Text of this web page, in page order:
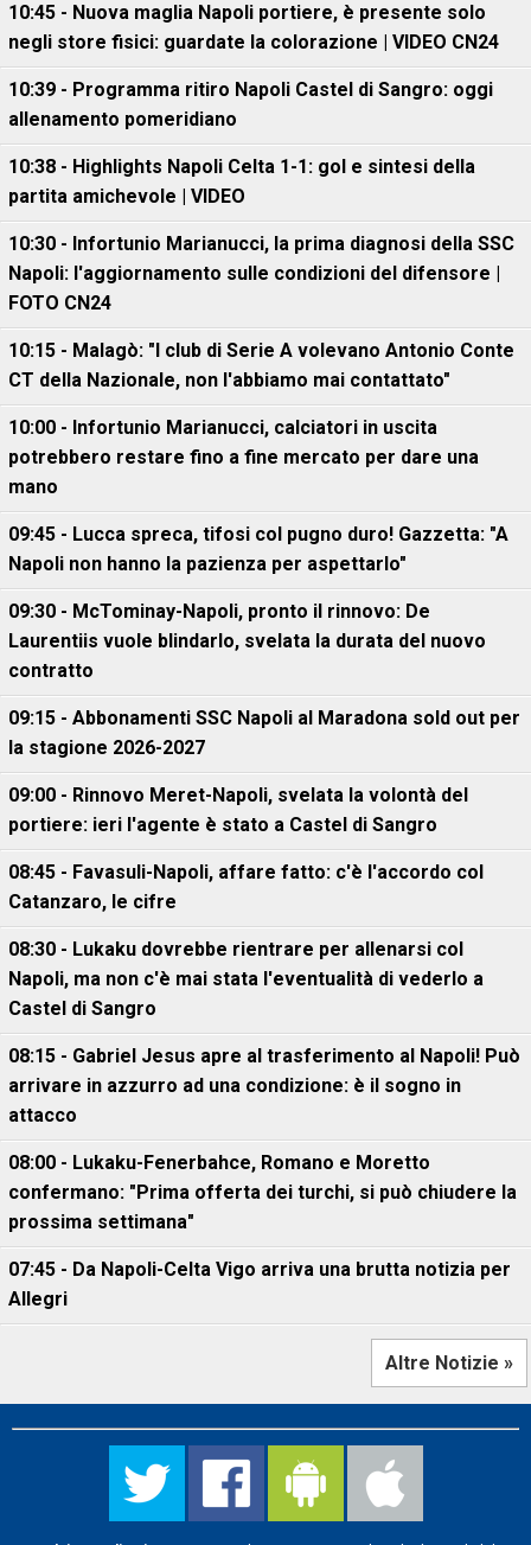
10:45 - Nuova maglia Napoli portiere, è presente solo
negli store fisici: guardate la colorazione | VIDEO CN24
10:39 - Programma ritiro Napoli Castel di Sangro: oggi
allenamento pomeridiano
10:38 - Highlights Napoli Celta 1-1: gol e sintesi della
partita amichevole | VIDEO
10:30 - Infortunio Marianucci, la prima diagnosi della SSC
Napoli: l'aggiornamento sulle condizioni del difensore |
FOTO CN24
10:15 - Malagò: "I club di Serie A volevano Antonio Conte
CT della Nazionale, non l'abbiamo mai contattato"
10:00 - Infortunio Marianucci, calciatori in uscita
potrebbero restare fino a fine mercato per dare una
mano
09:45 - Lucca spreca, tifosi col pugno duro! Gazzetta: "A
Napoli non hanno la pazienza per aspettarlo"
09:30 - McTominay-Napoli, pronto il rinnovo: De
Laurentiis vuole blindarlo, svelata la durata del nuovo
contratto
09:15 - Abbonamenti SSC Napoli al Maradona sold out per
la stagione 2026-2027
09:00 - Rinnovo Meret-Napoli, svelata la volontà del
portiere: ieri l'agente è stato a Castel di Sangro
08:45 - Favasuli-Napoli, affare fatto: c'è l'accordo col
Catanzaro, le cifre
08:30 - Lukaku dovrebbe rientrare per allenarsi col
Napoli, ma non c'è mai stata l'eventualità di vederlo a
Castel di Sangro
08:15 - Gabriel Jesus apre al trasferimento al Napoli! Può
arrivare in azzurro ad una condizione: è il sogno in
attacco
08:00 - Lukaku-Fenerbahce, Romano e Moretto
confermano: "Prima offerta dei turchi, si può chiudere la
prossima settimana"
07:45 - Da Napoli-Celta Vigo arriva una brutta notizia per
Allegri
Altre Notizie »